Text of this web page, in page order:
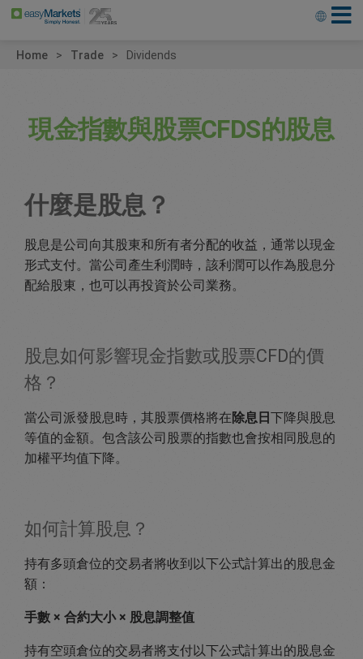
Home Trade Dividends
現金指數與股票CFDS的股息
什麼是股息？
股息是公司向其股東和所有者分配的收益，通常以現金
形式支付。當公司產生利潤時，該利潤可以作為股息分
配給股東，也可以再投資於公司業務。
股息如何影響現金指數或股票CFD的價
格？
當公司派發股息時，其股票價格將在除息日 下降與股息
等值的金額。包含該公司股票的指數也會按相同股息的
加權平均值下降。
如何計算股息？
持有多頭倉位的交易者將收到以下公式計算出的股息金
額：
手數 × 合約大小 × 股息調整值
持有空頭倉位的交易者將支付以下公式計算出的股息金